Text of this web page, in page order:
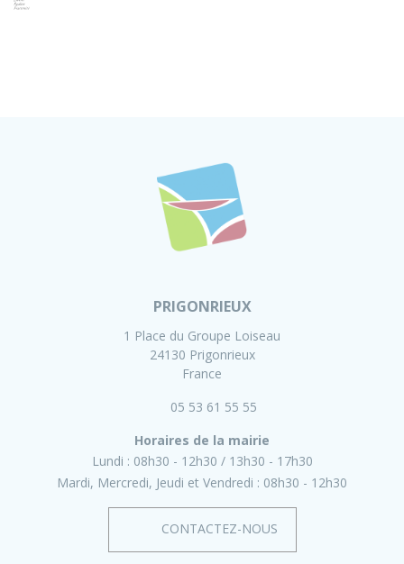
PRIGONRIEUX
1 Place du Groupe Loiseau
24130 Prigonrieux
France
05 53 61 55 55
Horaires de la mairie
Lundi : 08h30 - 12h30
13h30 - 17h30
Mardi, Mercredi, Jeudi et Vendredi : 08h30 - 12h30
CONTACTEZ-NOUS